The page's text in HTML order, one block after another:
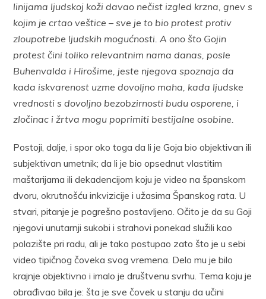
linijama ljudskoj koži davao nečist izgled krzna, gnev s
kojim je crtao veštice – sve je to bio protest protiv
zloupotrebe ljudskih mogućnosti. A ono što Gojin
protest čini toliko relevantnim nama danas, posle
Buhenvalda i Hirošime, jeste njegova spoznaja da
kada iskvarenost uzme dovoljno maha, kada ljudske
vrednosti s dovoljno bezobzirnosti budu osporene, i
zločinac i žrtva mogu poprimiti bestijalne osobine.
Postoji, dalje, i spor oko toga da li je Goja bio objektivan ili
subjektivan umetnik; da li je bio opsednut vlastitim
maštarijama ili dekadencijom koju je video na španskom
dvoru, okrutnošću inkvizicije i užasima Španskog rata. U
stvari, pitanje je pogrešno postavljeno. Očito je da su Goji
njegovi unutarnji sukobi i strahovi ponekad služili kao
polazište pri radu, ali je tako postupao zato što je u sebi
video tipičnog čoveka svog vremena. Delo mu je bilo
krajnje objektivno i imalo je društvenu svrhu. Tema koju je
obrađivao bila je: šta je sve čovek u stanju da učini